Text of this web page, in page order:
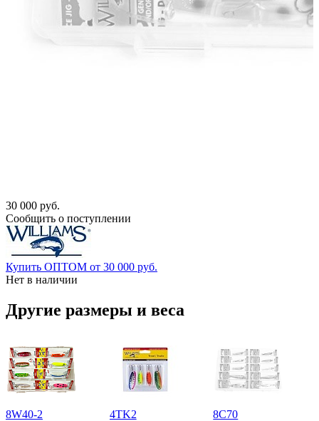
30 000 руб.
Сообщить о поступлении
Купить ОПТОМ от 30 000 руб.
Нет в наличии
Другие размеры и веса
8W40-2 4TK2 8C70